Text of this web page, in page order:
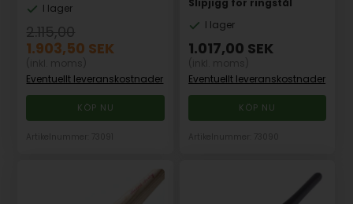
I lager
2.115,00
1.903,50 SEK
Eventuellt leveranskostnader
Slipjigg för ringstål
I lager
1.017,00 SEK
Eventuellt leveranskostnader